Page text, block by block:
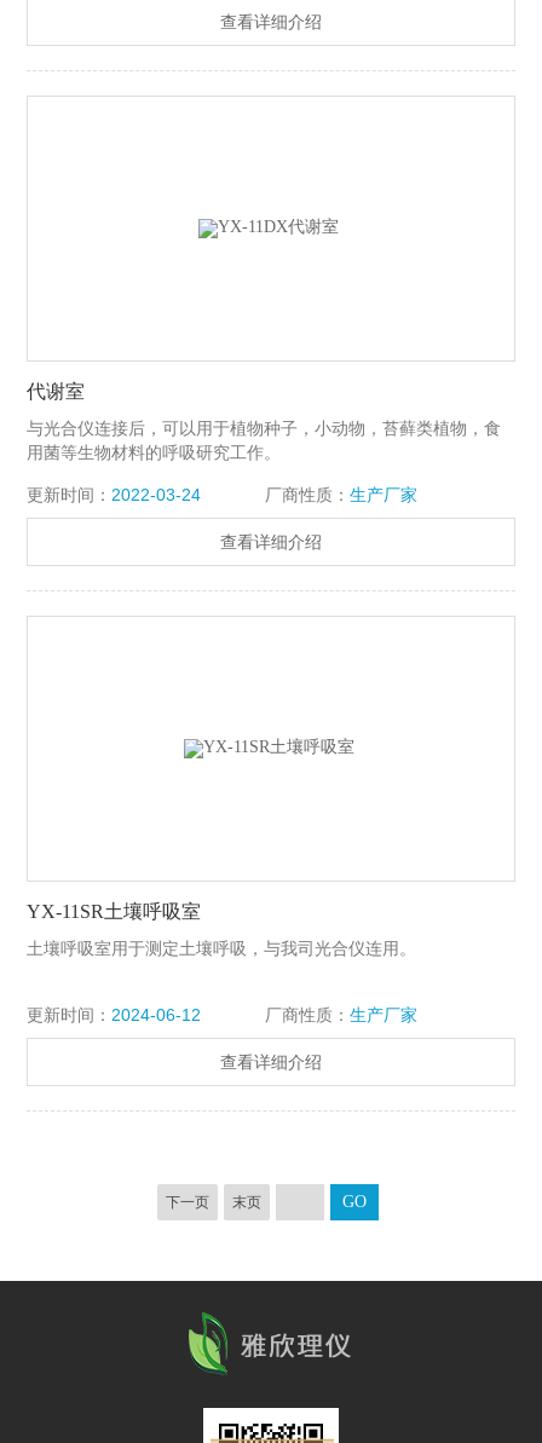
查看详细介绍
代谢室
与光合仪连接后，可以用于植物种子，小动物，苔藓类植物，食
用菌等生物材料的呼吸研究工作。
更新时间： 2022-03-24 厂商性质： 生产厂家
查看详细介绍
YX-11SR土壤呼吸室
土壤呼吸室用于测定土壤呼吸，与我司光合仪连用。
更新时间： 2024-06-12 厂商性质： 生产厂家
查看详细介绍
下一页 末页